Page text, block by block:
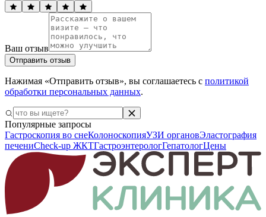
Ваш отзыв
Отправить отзыв
Нажимая «Отправить отзыв», вы соглашаетесь с политикой
обработки персональных данных.
Популярные запросы
Гастроскопия во снеКолоноскопияУЗИ органовЭластография
печениCheck-up ЖКТГастроэнтерологГепатологЦены